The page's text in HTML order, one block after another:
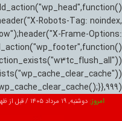
Robots-Tag: noindex,
Frame-Options:
امروز: دوشنبه, ۱۹ مرداد ۱۴۰۵ / قبل از ظهر /